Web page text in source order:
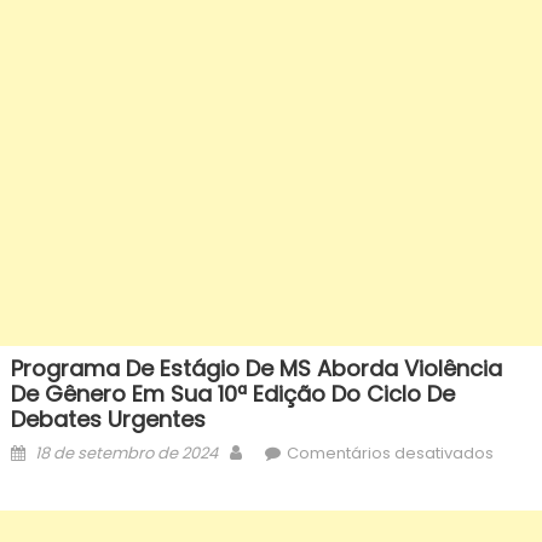
Programa De Estágio De MS Aborda Violência
De Gênero Em Sua 10ª Edição Do Ciclo De
Debates Urgentes
Posted
18 de setembro de 2024 AuthorComentários desativadosem
de